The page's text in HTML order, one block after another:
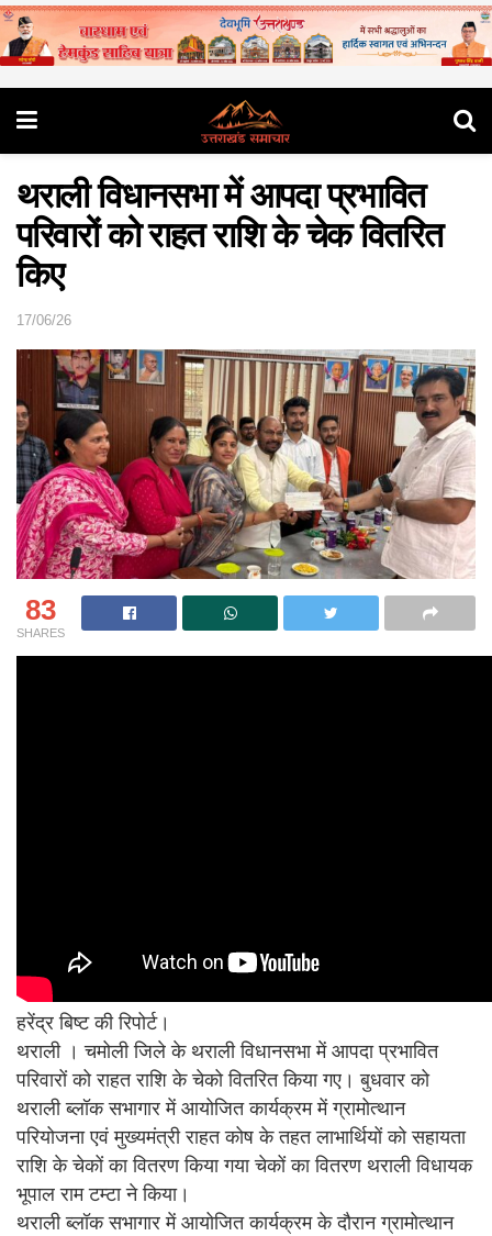
थराली विधानसभा में आपदा प्रभावित
परिवारों को राहत राशि के चेक वितरित
किए
17/06/26
83
SHARES
हरेंद्र बिष्ट की रिपोर्ट।
थराली । चमोली जिले के थराली विधानसभा में आपदा प्रभावित
परिवारों को राहत राशि के चेको वितरित किया गए। बुधवार को
थराली ब्लॉक सभागार में आयोजित कार्यक्रम में ग्रामोत्थान
परियोजना एवं मुख्यमंत्री राहत कोष के तहत लाभार्थियों को सहायता
राशि के चेकों का वितरण किया गया चेकों का वितरण थराली विधायक
भूपाल राम टम्टा ने किया।
थराली ब्लॉक सभागार में आयोजित कार्यक्रम के दौरान ग्रामोत्थान